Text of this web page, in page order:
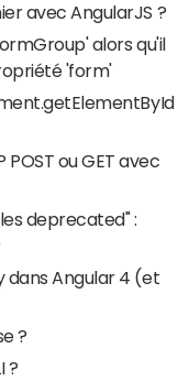
avec AngularJS ?
alors qu'il
'form'
ou GET avec
deprecated" :
dans Angular 4 (et
?
?